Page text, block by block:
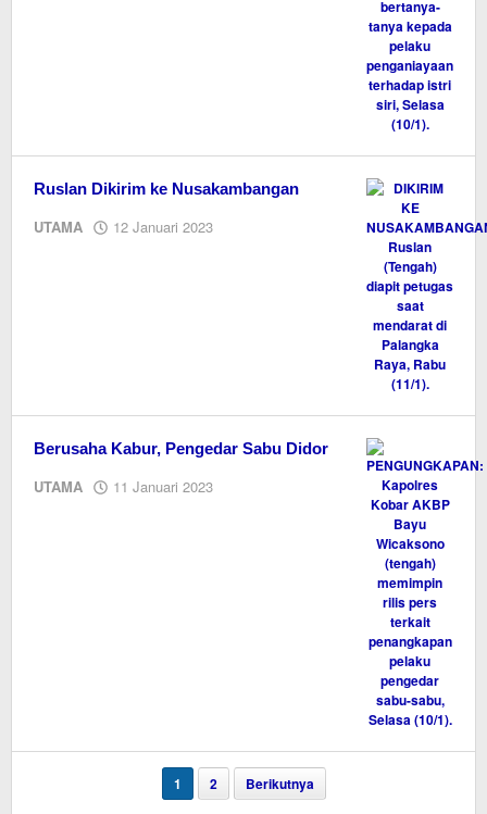
Ruslan Dikirim ke Nusakambangan
UTAMA 12 Januari 2023
Berusaha Kabur, Pengedar Sabu Didor
UTAMA 11 Januari 2023
1 2 Berikutnya